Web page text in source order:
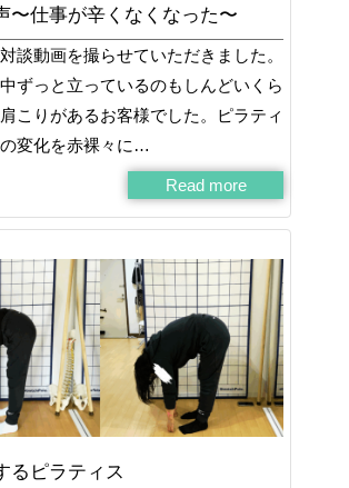
〜仕事が辛くなくなった〜
談動画を撮らせていただきました。
ずっと立っているのもしんどいくら
こりがあるお客様でした。ピラティ
変化を赤裸々に…
Read more
るピラティス